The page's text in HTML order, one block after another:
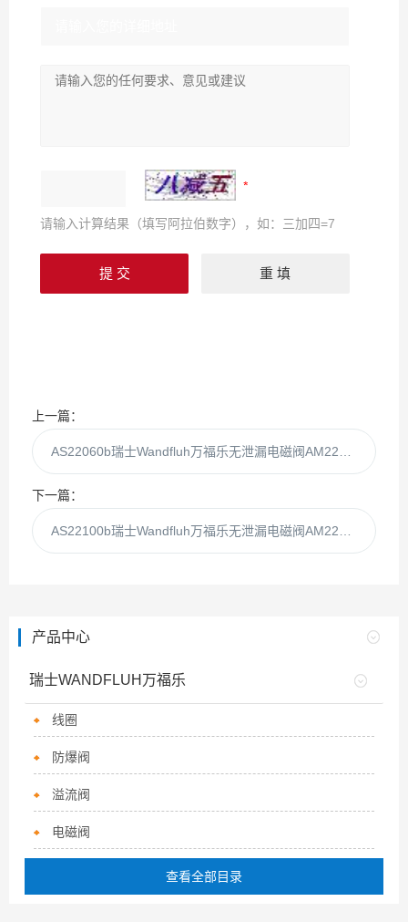
请输入计算结果（填写阿拉伯数字），如：三加四=7
上一篇：
下一篇：
产品中心
瑞士WANDFLUH万福乐
线圈
防爆阀
溢流阀
电磁阀
查看全部目录